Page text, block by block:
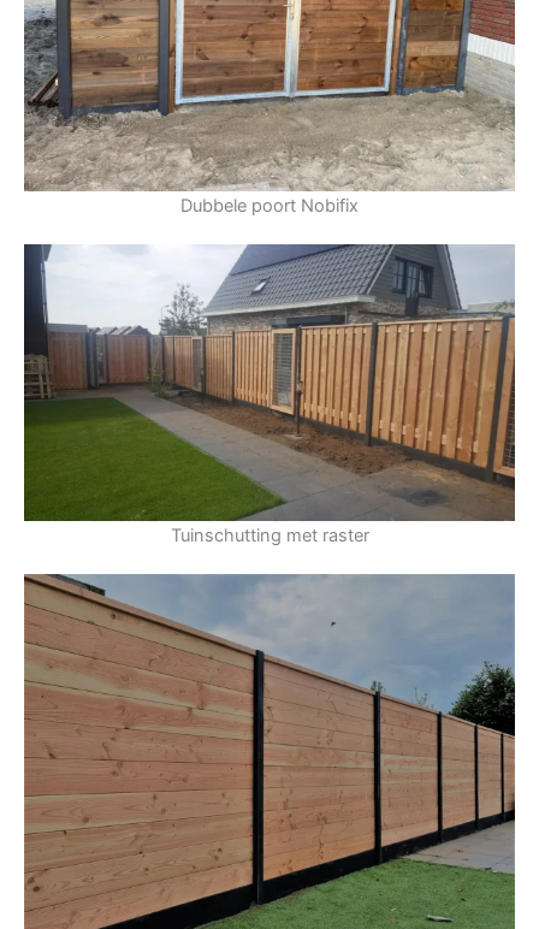
Dubbele poort Nobifix
Tuinschutting met raster